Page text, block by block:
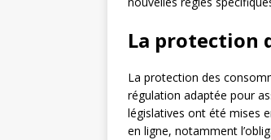
La protection
La protection des
régulation adaptée pour
législatives ont été mises
en ligne, notamment